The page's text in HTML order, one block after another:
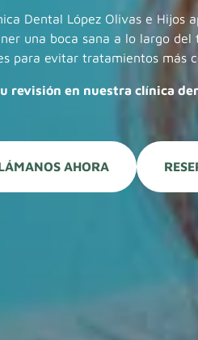
Dental López Olivas e Hijos
una boca sana a lo largo
para evitar tratamientos más
revisión en nuestra clínica
AHORA